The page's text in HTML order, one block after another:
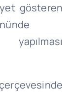
gösteren